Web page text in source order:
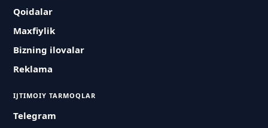
Qoidalar
Maxfiylik
Bizning ilovalar
Reklama
IJTIMOIY TARMOQLAR
Telegram